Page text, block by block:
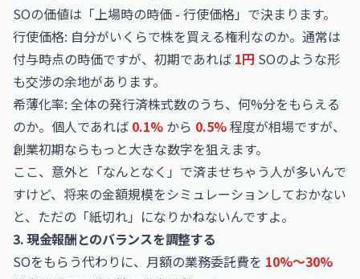
SOの価値は「上場時の時価 - 行使価格」で決まります。
行使価格: 自分がいくらで株を買える権利なのか。通常は
付与時点の時価ですが、初期であれば 1円 SOのような形
も交渉の余地があります。
希薄化率: 全体の発行済株式数のうち、何%分をもらえる
のか。個人であれば 0.1% から 0.5%程度が相場ですが、
創業初期ならもっと大きな数字を狙えます。
ここ、意外と「なんとなく」で済ませちゃう人が多いんで
すけど、将来の金額規模をシミュレーションしておかない
と、ただの「紙切れ」になりかねないんですよ。
3. 現金報酬とのバランスを調整する
SOをもらう代わりに、月額の業務委託費を 10%〜30%